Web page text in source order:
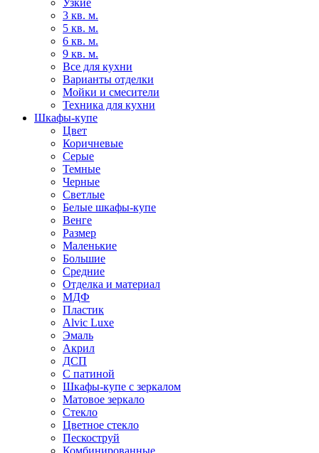
Узкие
3 кв. м.
5 кв. м.
6 кв. м.
9 кв. м.
Все для кухни
Варианты отделки
Мойки и смесители
Техника для кухни
Шкафы-купе
Цвет
Коричневые
Серые
Темные
Черные
Светлые
Белые шкафы-купе
Венге
Размер
Маленькие
Большие
Средние
Отделка и материал
МДФ
Пластик
Alvic Luxe
Эмаль
Акрил
ДСП
С патиной
Шкафы-купе с зеркалом
Матовое зеркало
Стекло
Цветное стекло
Пескоструй
Комбинированные